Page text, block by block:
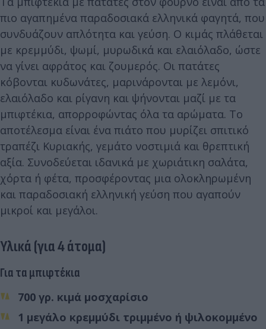
πιο αγαπημένα παραδοσιακά ελληνικά φαγητά, που
συνδυάζουν απλότητα και γεύση. Ο κιμάς πλάθεται
με κρεμμύδι, ψωμί, μυρωδικά και ελαιόλαδο, ώστε
να γίνει αφράτος και ζουμερός. Οι πατάτες
κόβονται κυδωνάτες, μαρινάρονται με λεμόνι,
ελαιόλαδο και ρίγανη και ψήνονται μαζί με τα
μπιφτέκια, απορροφώντας όλα τα αρώματα. Το
αποτέλεσμα είναι ένα πιάτο που μυρίζει σπιτικό
τραπέζι Κυριακής, γεμάτο νοστιμιά και θρεπτική
αξία. Συνοδεύεται ιδανικά με χωριάτικη σαλάτα,
χόρτα ή φέτα, προσφέροντας μια ολοκληρωμένη
και παραδοσιακή ελληνική γεύση που αγαπούν
μικροί και μεγάλοι.
Υλικά (για 4 άτομα)
Για τα μπιφτέκια
700 γρ. κιμά μοσχαρίσιο
1 μεγάλο κρεμμύδι τριμμένο ή ψιλοκομμένο